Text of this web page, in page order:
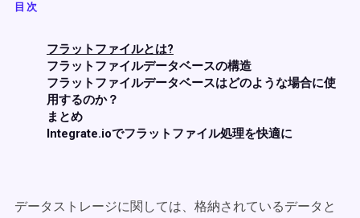
目次
フラットファイルとは?
フラットファイルデータベースの構造
フラットファイルデータベースはどのような場合に使
用するのか？
まとめ
Integrate.ioでフラットファイル処理を快適に
データストレージに関しては、格納されているデータと